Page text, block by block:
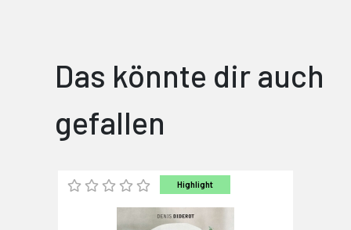
Das könnte dir auch
gefallen
Highlight